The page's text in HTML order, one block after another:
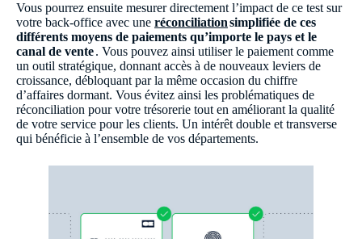
Vous pourrez ensuite mesurer directement l’impact de ce test sur
votre back-office avec une réconciliationsimplifiée de ces
différents moyens de paiements qu’importe le pays et le
canal de vente. Vous pouvez ainsi utiliser le paiement comme
un outil stratégique, donnant accès à de nouveaux leviers de
croissance, débloquant par la même occasion du chiffre
d’affaires dormant. Vous évitez ainsi les problématiques de
réconciliation pour votre trésorerie tout en améliorant la qualité
de votre service pour les clients. Un intérêt double et transverse
qui bénéficie à l’ensemble de vos départements.